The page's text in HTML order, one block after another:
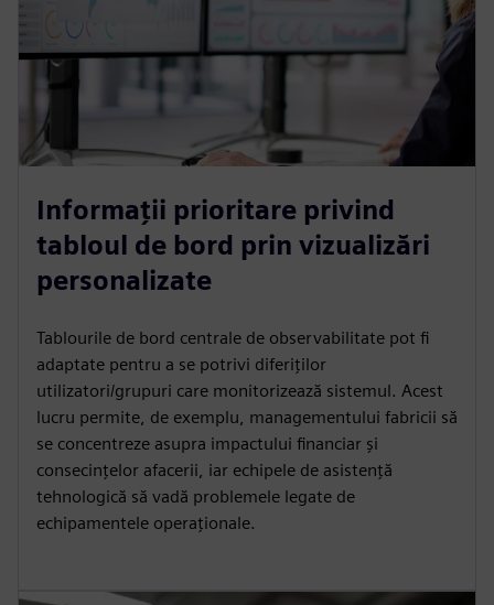
Informații prioritare privind
tabloul de bord prin vizualizări
personalizate
Tablourile de bord centrale de observabilitate pot fi
adaptate pentru a se potrivi diferiților
utilizatori/grupuri care monitorizează sistemul. Acest
lucru permite, de exemplu, managementului fabricii să
se concentreze asupra impactului financiar și
consecințelor afacerii, iar echipele de asistență
tehnologică să vadă problemele legate de
echipamentele operaționale.